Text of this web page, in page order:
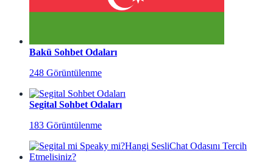
Bakü Sohbet Odaları
248 Görüntülenme
Segital Sohbet Odaları
183 Görüntülenme